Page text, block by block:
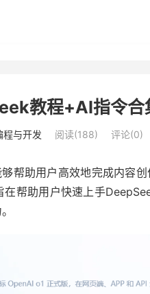
教程+AI指令合
程与开发 阅读(188) 评论(0)
帮助用户高效地完成内容
帮助用户快速上手